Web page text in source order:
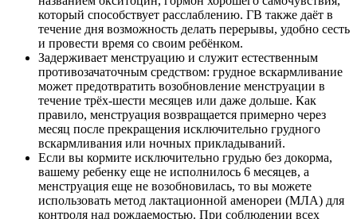
который способствует расслаблению. ГВ также даёт в
течение дня возможность делать перерывы, удобно сесть
и провести время со своим ребёнком.
Задерживает менструацию и служит естественным
противозачаточным средством: грудное вскармливание
может предотвратить возобновление менструации в
течение трёх-шести месяцев или даже дольше. Как
правило, менструация возвращается примерно через
месяц после прекращения исключительно грудного
вскармливания или ночных прикладываний.
Если вы кормите исключительно грудью без докорма,
вашему ребенку еще не исполнилось 6 месяцев, а
менструация еще не возобновилась, то вы можете
использовать метод лактационной аменореи (МЛА) для
контроля над рождаемостью. При соблюдении всех